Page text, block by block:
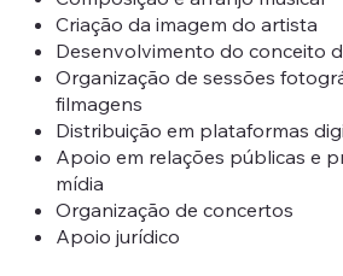
Criação da imagem do artista
Desenvolvimento do conceito
Organização de sessões
filmagens
Distribuição em plataformas
Apoio em relações públicas e
mídia
Organização de concertos
Apoio jurídico